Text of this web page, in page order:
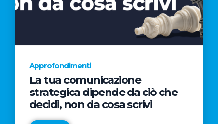
AL
CINEMA
NELLA
CAMPAGNA
REGISTA
PREMIO
OSCAR®
Approfondimenti
La tua comunicazione
strategica dipende da ciò che
decidi, non da cosa scrivi